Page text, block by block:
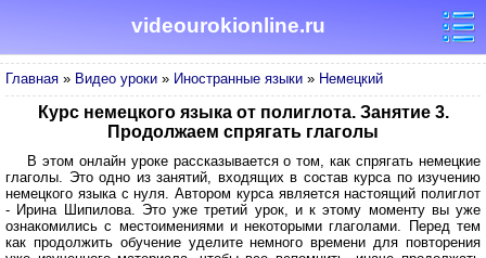
videourokionline.ru
Главная » Видео уроки » Иностранные языки » Немецкий
Курс немецкого языка от полиглота. Занятие 3.
Продолжаем спрягать глаголы
В этом онлайн уроке рассказывается о том, как спрягать немецкие
глаголы. Это одно из занятий, входящих в состав курса по изучению
немецкого языка с нуля. Автором курса является настоящий полиглот
- Ирина Шипилова. Это уже третий урок, и к этому моменту вы уже
ознакомились с местоимениями и некоторыми глаголами. Перед тем
как продолжить обучение уделите немного времени для повторения